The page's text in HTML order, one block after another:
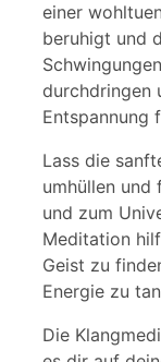
einer
beruhigt und
durchdringen
Entspannung
Lass die
umhüllen und
und zum
Meditation
Geist zu
Energie zu
Die